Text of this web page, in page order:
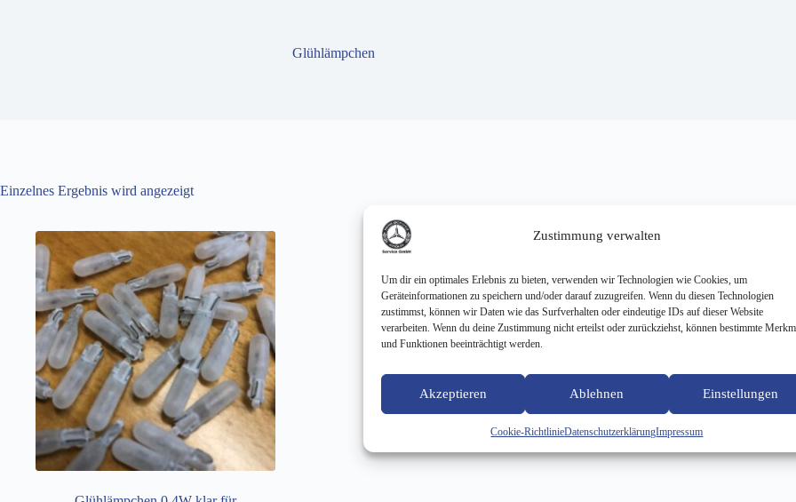
Zustimmung verwalten
Um dir ein optimales Erlebnis zu bieten, verwenden wir Technologien wie Cookies, um
Geräteinformationen zu speichern und/oder darauf zuzugreifen. Wenn du diesen Technologien
zustimmst, können wir Daten wie das Surfverhalten oder eindeutige IDs auf dieser Website
verarbeiten. Wenn du deine Zustimmung nicht erteilst oder zurückziehst, können bestimmte
und Funktionen beeinträchtigt werden.
Akzeptieren Ablehnen Einstellungen
Cookie-RichtlinieDatenschutzerklärungImpressum
Glühlämpchen
Einzelnes Ergebnis wird angezeigt